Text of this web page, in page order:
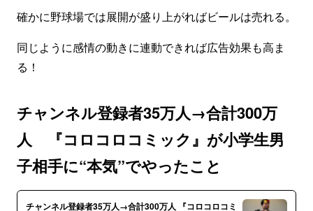
確かに野球場では展開が盛り上がればビールは売れる。
同じように感情の動きに連動できれば広告効果も高ま
る！
チャンネル登録者35万人→合計300万
人 『コロコロコミック』が小学生男
子相手に“本気”でやったこと
チャンネル登録者35万人→合計300万人 『コロコロコミ